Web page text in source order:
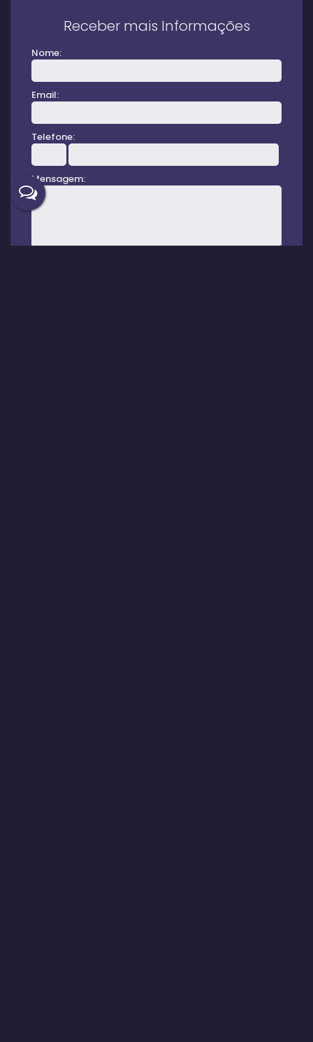
Receber mais Informações
Nome:
Email:
Telefone:
Mensagem: